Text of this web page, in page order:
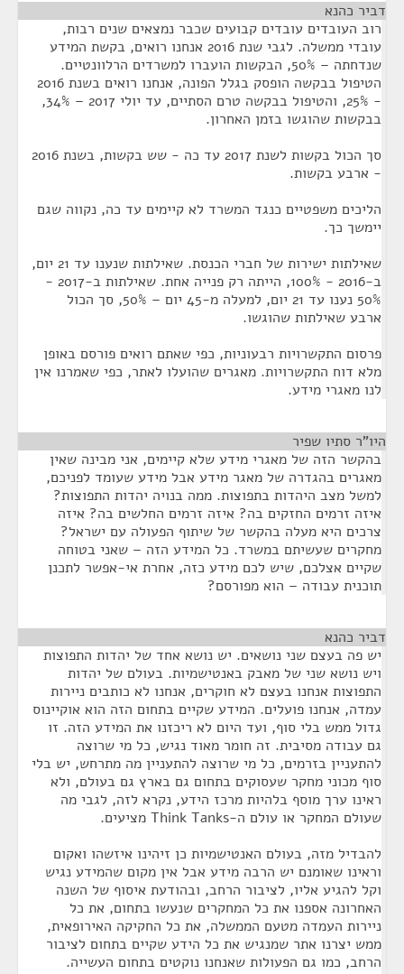
דביר כהנא
רוב העובדים עובדים קבועים שכבר נמצאים שנים רבות,
עובדי ממשלה. לגבי שנת 2016 אנחנו רואים, בקשת המידע
שנדחתה – 50%, הבקשות הועברו למשרדים הרלוונטיים.
הטיפול בבקשה הופסק בגלל הפונה, אנחנו רואים בשנת 2016
- 25%, והטיפול בבקשה טרם הסתיים, עד יולי 2017 – 34%,
בבקשות שהוגשו בזמן האחרון.
סך הכול בקשות לשנת 2017 עד כה - שש בקשות, בשנת 2016
- ארבע בקשות.
הליכים משפטיים כנגד המשרד לא קיימים עד כה, נקווה שגם
יימשך כך.
שאילתות ישירות של חברי הכנסת. שאילתות שנענו עד 21 יום,
ב-2016 - 100%, הייתה רק פנייה אחת. שאילתות ב-2017 -
50% נענו עד 21 יום, למעלה מ-45 יום – 50%, סך הכול
ארבע שאילתות שהוגשו.
פרסום התקשרויות רבעוניות, כפי שאתם רואים פורסם באופן
מלא דוח התקשרויות. מאגרים שהועלו לאתר, כפי שאמרנו אין
לנו מאגרי מידע.
היו"ר סתיו שפיר
בהקשר הזה של מאגרי מידע שלא קיימים, אני מבינה שאין
מאגרים בהגדרה של מאגר מידע אבל מידע שעומד לפניכם,
למשל מצב היהדות בתפוצות. ממה בנויה יהדות התפוצות?
איזה זרמים החזקים בה? איזה זרמים החלשים בה? איזה
צרכים היא מעלה בהקשר של שיתוף הפעולה עם ישראל?
מחקרים שעשיתם במשרד. כל המידע הזה – שאני בטוחה
שקיים אצלכם, שיש לכם מידע כזה, אחרת אי-אפשר לתכנן
תוכנית עבודה – הוא מפורסם?
דביר כהנא
יש פה בעצם שני נושאים. יש נושא אחד של יהדות התפוצות
ויש נושא שני של מאבק באנטישמיות. בעולם של יהדות
התפוצות אנחנו בעצם לא חוקרים, אנחנו לא כותבים ניירות
עמדה, אנחנו פועלים. המידע שקיים בתחום הזה הוא אוקיינוס
גדול ממש בלי סוף, ועד היום לא ריכזנו את המידע הזה. זו
גם עבודה מסיבית. זה חומר מאוד נגיש, כל מי שרוצה
להתעניין בזרמים, כל מי שרוצה להתעניין מה מתרחש, יש בלי
סוף מכוני מחקר שעסוקים בתחום גם בארץ גם בעולם, ולא
ראינו ערך מוסף בלהיות מרכז הידע, נקרא לזה, לגבי מה
שעולם המחקר או עולם ה-Think Tanks מציעים.
להבדיל מזה, בעולם האנטישמיות כן זיהינו איזשהו ואקום
וראינו שאומנם יש הרבה מידע אבל אין מקום שהמידע נגיש
וקל להגיע אליו, לציבור הרחב, ובהודעת איסוף של השנה
האחרונה אספנו את כל המחקרים שנעשו בתחום, את כל
ניירות העמדה מטעם הממשלה, את כל החקיקה האירופאית,
ממש יצרנו אתר שמנגיש את כל הידע שקיים בתחום לציבור
הרחב, כמו גם הפעולות שאנחנו נוקטים בתחום העשייה.